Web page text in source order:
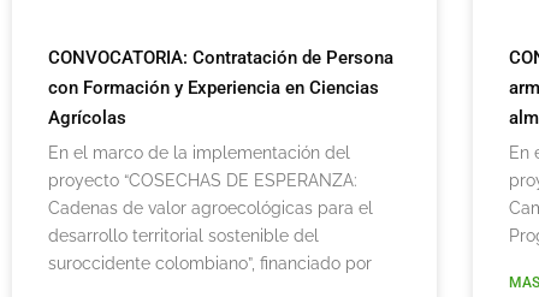
CONVOCATORIA: Contratación de Persona
con Formación y Experiencia en Ciencias
Agrícolas
En el marco de la implementación del
proyecto “COSECHAS DE ESPERANZA:
Cadenas de valor agroecológicas para el
desarrollo territorial sostenible del
suroccidente colombiano”, financiado por
En